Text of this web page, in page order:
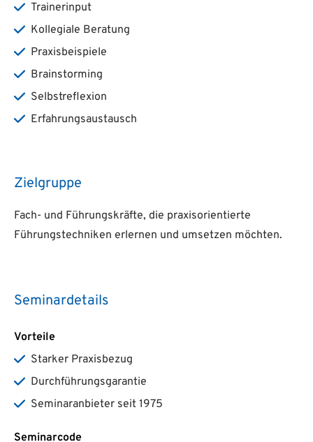
Trainerinput
Kollegiale Beratung
Praxisbeispiele
Brainstorming
Selbstreflexion
Erfahrungsaustausch
Zielgruppe
Fach- und Führungskräfte, die praxisorientierte
Führungstechniken erlernen und umsetzen möchten.
Seminardetails
Vorteile
Starker Praxisbezug
Durchführungsgarantie
Seminaranbieter seit 1975
Seminarcode